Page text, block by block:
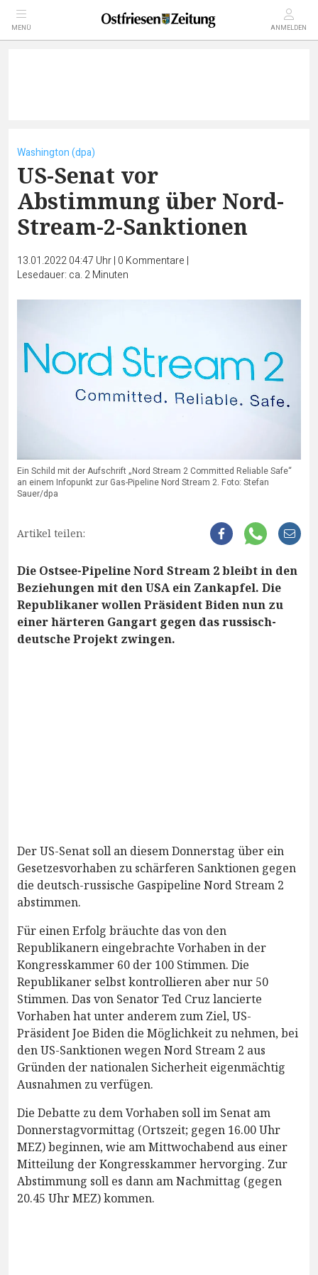
MENÜ ANMELDEN
Washington (dpa)
US-Senat vor
Abstimmung über Nord-
Stream-2-Sanktionen
13.01.2022 04:47 Uhr| 0 Kommentare |
Lesedauer: ca. 2 Minuten
Ein Schild mit der Aufschrift „Nord Stream 2 Committed Reliable Safe“
an einem Infopunkt zur Gas-Pipeline Nord Stream 2. Foto: Stefan
Sauer/dpa
Artikel teilen:
Die Ostsee-Pipeline Nord Stream 2 bleibt in den
Beziehungen mit den USA ein Zankapfel. Die
Republikaner wollen Präsident Biden nun zu
einer härteren Gangart gegen das russisch-
deutsche Projekt zwingen.
Der US-Senat soll an diesem Donnerstag über ein
Gesetzesvorhaben zu schärferen Sanktionen gegen
die deutsch-russische Gaspipeline Nord Stream 2
abstimmen.
Für einen Erfolg bräuchte das von den
Republikanern eingebrachte Vorhaben in der
Kongresskammer 60 der 100 Stimmen. Die
Republikaner selbst kontrollieren aber nur 50
Stimmen. Das von Senator Ted Cruz lancierte
Vorhaben hat unter anderem zum Ziel, US-
Präsident Joe Biden die Möglichkeit zu nehmen, bei
den US-Sanktionen wegen Nord Stream 2 aus
Gründen der nationalen Sicherheit eigenmächtig
Ausnahmen zu verfügen.
Die Debatte zu dem Vorhaben soll im Senat am
Donnerstagvormittag (Ortszeit; gegen 16.00 Uhr
MEZ) beginnen, wie am Mittwochabend aus einer
Mitteilung der Kongresskammer hervorging. Zur
Abstimmung soll es dann am Nachmittag (gegen
20.45 Uhr MEZ) kommen.